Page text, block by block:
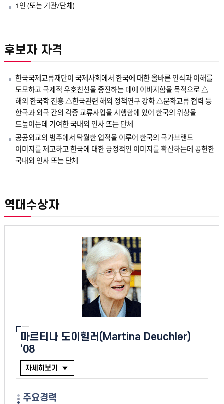
1인 (또는 기관/단체)
후보자 자격
한국국제교류재단이 국제사회에서 한국에 대한 올바른 인식과 이해를
도모하고 국제적 우호친선을 증진하는 데에 이바지함을 목적으로 △
해외 한국학 진흥 △한국관련 해외 정책연구 강화 △문화교류 협력 등
한국과 외국 간의 각종 교류사업을 시행함에 있어 한국의 위상을
드높이는데 기여한 국내외 인사 또는 단체
공공외교의 범주에서 탁월한 업적을 이루어 한국의 국가브랜드
이미지를 제고하고 한국에 대한 긍정적인 이미지를 확산하는데 공헌한
국내외 인사 또는 단체
역대수상자
마르티나 도이힐러(Martina Deuchler)
‘08
자세히보기
주요경력